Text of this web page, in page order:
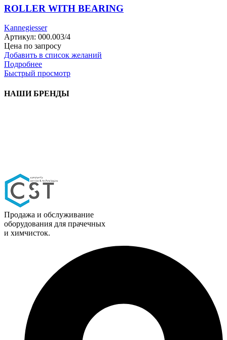
ROLLER WITH BEARING
Kannegiesser
Артикул: 000.003/4
Цена по запросу
Добавить в список желаний
Подробнее
Быстрый просмотр
НАШИ БРЕНДЫ
Продажа и обслуживание
оборудования для прачечных
и химчисток.